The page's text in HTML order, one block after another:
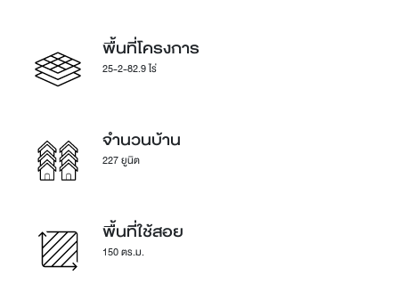
พื้นที่โครงการ
25-2-82.9 ไร่
จำนวนบ้าน
227 ยูนิต
พื้นที่ใช้สอย
150 ตร.ม.